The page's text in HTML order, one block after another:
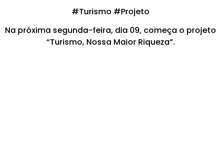
#Turismo #Projeto
Na próxima segunda-feira, dia 09, começa o projeto
“Turismo, Nossa Maior Riqueza”.